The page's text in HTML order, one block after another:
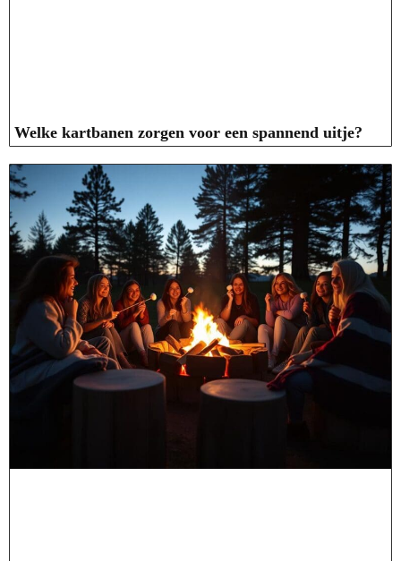
Welke kartbanen zorgen voor een spannend uitje?